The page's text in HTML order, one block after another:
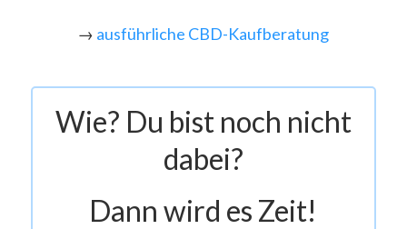
→ ausführliche CBD-Kaufberatung
Wie? Du bist noch nicht
dabei?
Dann wird es Zeit!